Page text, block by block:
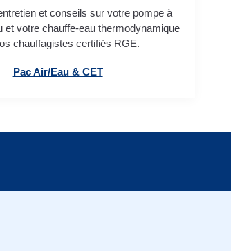
et conseils sur votre pompe à
et votre chauffe-eau thermodynamique
chauffagistes certifiés RGE.
Pac Air/Eau & CET